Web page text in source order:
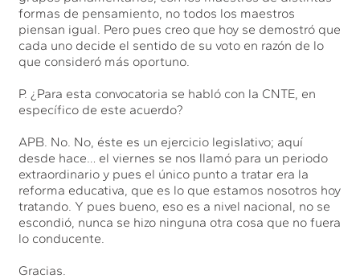
formas de pensamiento, no todos los maestros
piensan igual. Pero pues creo que hoy se demostró que
cada uno decide el sentido de su voto en razón de lo
que consideró más oportuno.
P. ¿Para esta convocatoria se habló con la CNTE, en
específico de este acuerdo?
APB. No. No, éste es un ejercicio legislativo; aquí
desde hace… el viernes se nos llamó para un periodo
extraordinario y pues el único punto a tratar era la
reforma educativa, que es lo que estamos nosotros hoy
tratando. Y pues bueno, eso es a nivel nacional, no se
escondió, nunca se hizo ninguna otra cosa que no fuera
lo conducente.
Gracias.